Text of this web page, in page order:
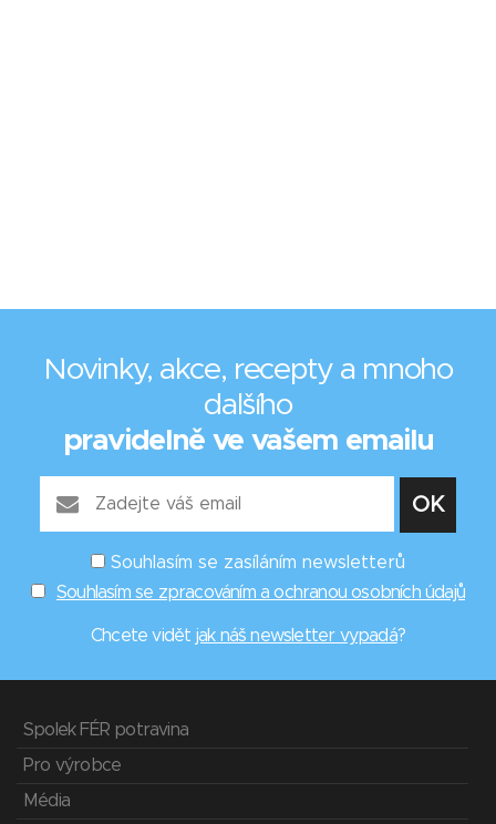
Novinky, akce, recepty a mnoho
dalšího
pravidelně ve vašem emailu
Souhlasím se zasíláním newsletterů
Souhlasím se zpracováním a ochranou osobních údajů
Chcete vidět jak náš newsletter vypadá?
Spolek FÉR potravina
Pro výrobce
Média